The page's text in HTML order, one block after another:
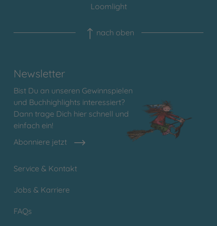
Loomlight
nach oben
Newsletter
Bist Du an unseren Gewinnspielen
und Buchhighlights interessiert?
Dann trage Dich hier schnell und
einfach ein!
Abonniere jetzt
Service & Kontakt
Jobs & Karriere
FAQs